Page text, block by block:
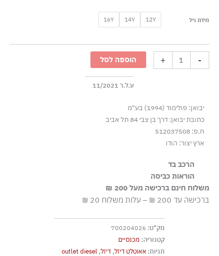
מידת גיל 12Y
14Y
16Y
-
טרנינג
קצרים
ורוד
+ הוספה לסל
ע.ל.ר 11/2021
יבואן: פולימוד (1994) בע"מ
כתובת יבואן: דרך בן צבי 84 תל אביב
ח.פ: 512037508
ארץ יצור: הודו
הרכב בד
100% כותנה
הוראות כביסה
כביסה עדינה במכונה עד-30°C
ללא חומרי הלבנה, ללא השריה
מוצר אסור בגיהוץ
אסור לנקות בניקוי יבש
אסור לייבש במכונת ייבוש
משלוח חינם ברכישה מעל 200 ₪
ברכישה עד 200 ₪ – עלות משלוח 20 ₪
מק"ט: 700204026
קטגוריה: מכנסיים
תגיות: אאוטלט דיזל, דיזל,
outlet diesel